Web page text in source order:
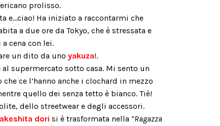
prolisso.
e…ciao! Ha iniziato a raccontarmi che
a due ore da Tokyo, che è stressata e
cena con lei.
un dito da uno yakuza!.
supermercato sotto casa. Mi sento un
ce l’hanno anche i clochard in mezzo
quello dei senza tetto è bianco. Tiè!
dello streetwear e degli accessori.
dori si è trasformata nella “Ragazza